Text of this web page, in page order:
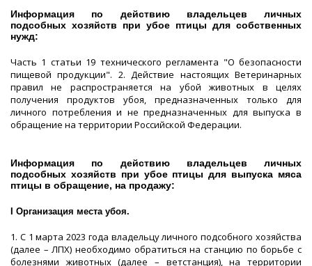
Информация по действию владельцев личных
подсобных хозяйств при убое птицы для собственных
нужд:
Часть 1 статьи 19 технического регламента "О безопасности
пищевой продукции". 2. Действие настоящих Ветеринарных
правил не распространяется на убой животных в целях
получения продуктов убоя, предназначенных только для
личного потребления и не предназначенных для выпуска в
обращение на территории Российской Федерации.
Информация по действию владельцев личных
подсобных хозяйств при убое птицы для выпуска мяса
птицы в обращение, на продажу:
I Организация места убоя.
1. С 1 марта 2023 года владельцу личного подсобного хозяйства
(далее – ЛПХ) необходимо обратиться на станцию по борьбе с
болезнями животных (далее – ветстанция), на территории